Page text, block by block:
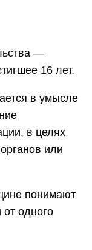
—
16 лет.
в умысле
в целях
или
понимают
от одного